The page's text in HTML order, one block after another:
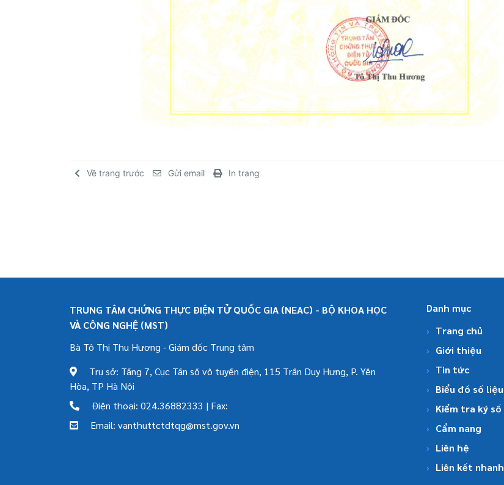
Về trang trước Gửi email In trang
TRUNG TÂM CHỨNG THỰC ĐIỆN TỬ QUỐC GIA (NEAC) - BỘ KHOA HỌC
VÀ CÔNG NGHỆ (MST)
Bà Tô Thị Thu Hương - Giám đốc Trung tâm
Trụ sở: Tầng 7, Cục Tần số vô tuyến điện, 115 Trần Duy Hưng, P. Yên
Hòa, TP Hà Nội
Điện thoại: 024.36882333 | Fax:
Email: vanthuttctdtqg@mst.gov.vn
Danh mục
Trang chủ
Giới thiệu
Tin tức
Biểu đồ số liệu
Kiểm tra ký số
Cẩm nang
Liên hệ
Liên kết nhanh